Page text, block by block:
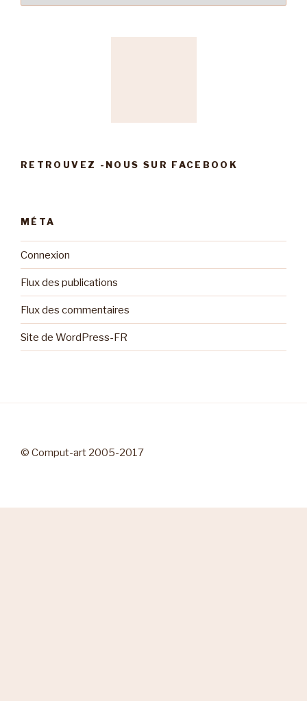
RETROUVEZ -NOUS SUR FACEBOOK
MÉTA
Connexion
Flux des publications
Flux des commentaires
Site de WordPress-FR
© Comput-art 2005-2017